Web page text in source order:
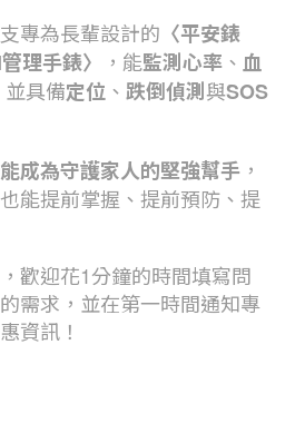
專為長輩設計的 〈平安錶
理手錶〉
，能監測心率 、 血
並具備定位 、 跌倒偵測與SOS
成為守護家人的堅強幫手 ，
能提前掌握、提前預防、提
歡迎花1分鐘的時間填寫問
需求，並在第一時間通知專
資訊！